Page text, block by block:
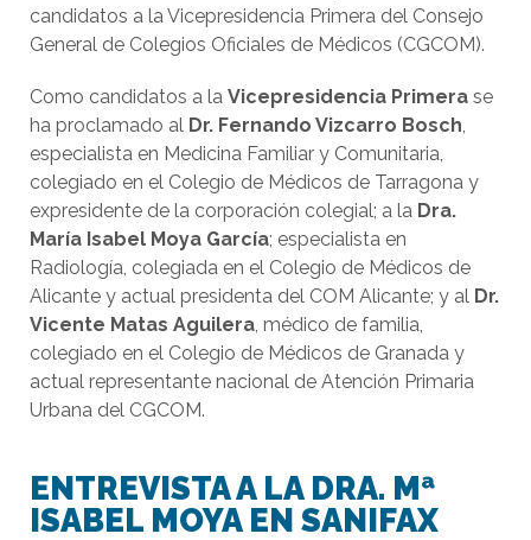
candidatos a la Vicepresidencia Primera del Consejo
General de Colegios Oficiales de Médicos (CGCOM).
Como candidatos a la Vicepresidencia Primera se
ha proclamado al Dr. Fernando Vizcarro Bosch,
especialista en Medicina Familiar y Comunitaria,
colegiado en el Colegio de Médicos de Tarragona y
expresidente de la corporación colegial; a la Dra.
María Isabel Moya García; especialista en
Radiología, colegiada en el Colegio de Médicos de
Alicante y actual presidenta del COM Alicante; y al Dr.
Vicente Matas Aguilera, médico de familia,
colegiado en el Colegio de Médicos de Granada y
actual representante nacional de Atención Primaria
Urbana del CGCOM.
ENTREVISTA A LA DRA. Mª
ISABEL MOYA EN SANIFAX